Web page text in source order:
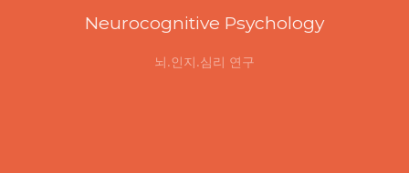
Neurocognitive Psychology
뇌.인지.심리 연구